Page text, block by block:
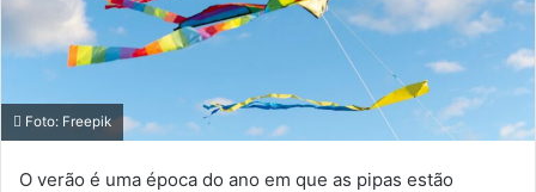
Foto: Freepik
O verão é uma época do ano em que as pipas estão